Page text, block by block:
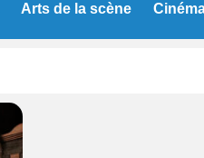
Arts de la scène